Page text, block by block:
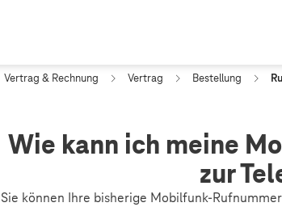
Vertrag & Rechnung Vertrag Bestellung
Wie kann ich meine
zur
Sie können Ihre bisherige Mobilfunk-